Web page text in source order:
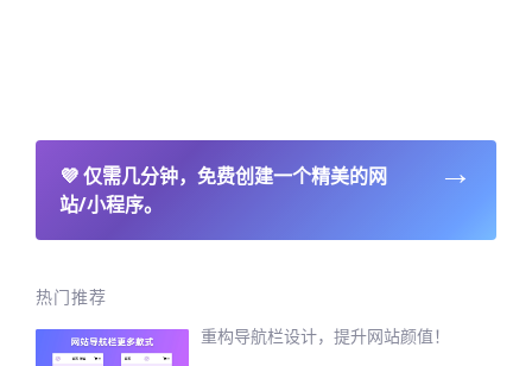
💜仅需几分钟，免费创建一个精美的网
站/小程序。
→
热门推荐
重构导航栏设计，提升网站颜值！